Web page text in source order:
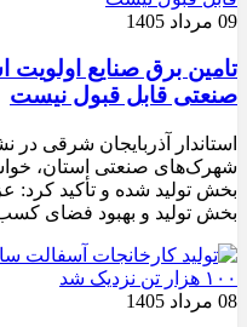
09 مرداد 1405
تامین برق صنایع
صنعتی قابل قبول نیست
استاندار آذربایجان
شهرک‌های صنعتی استان،
بخش تولید شده و تأکید کرد:
بخش تولید و بهبود فضای
08 مرداد 1405